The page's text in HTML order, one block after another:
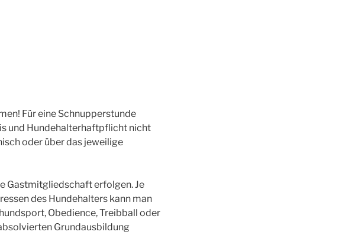
Für eine Schnupperstunde
und Hundehalterhaftpflicht nicht
oder über das jeweilige
Gastmitgliedschaft erfolgen. Je
des Hundehalters kann man
Obedience, Treibball oder
Grundausbildung